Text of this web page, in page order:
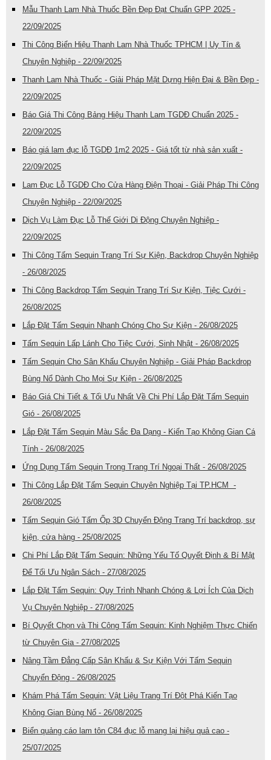
Mẫu Thanh Lam Nhà Thuốc Bền Đẹp Đạt Chuẩn GPP 2025 -
22/09/2025
Thi Công Biển Hiệu Thanh Lam Nhà Thuốc TPHCM | Uy Tín &
Chuyên Nghiệp - 22/09/2025
Thanh Lam Nhà Thuốc - Giải Pháp Mặt Dựng Hiện Đại & Bền Đẹp -
22/09/2025
Báo Giá Thi Công Bảng Hiệu Thanh Lam TGDĐ Chuẩn 2025 -
22/09/2025
Báo giá lam đục lỗ TGDĐ 1m2 2025 - Giá tốt từ nhà sản xuất -
22/09/2025
Lam Đục Lỗ TGDĐ Cho Cửa Hàng Điện Thoại - Giải Pháp Thi Công
Chuyên Nghiệp - 22/09/2025
Dịch Vụ Làm Đục Lỗ Thế Giới Di Động Chuyên Nghiệp -
22/09/2025
Thi Công Tấm Sequin Trang Trí Sự Kiện, Backdrop Chuyên Nghiệp
- 26/08/2025
Thi Công Backdrop Tấm Sequin Trang Trí Sự Kiện, Tiệc Cưới -
26/08/2025
Lắp Đặt Tấm Sequin Nhanh Chóng Cho Sự Kiện - 26/08/2025
Tấm Sequin Lấp Lánh Cho Tiệc Cưới, Sinh Nhật - 26/08/2025
Tấm Sequin Cho Sân Khấu Chuyên Nghiệp - Giải Pháp Backdrop
Bùng Nổ Dành Cho Mọi Sự Kiện - 26/08/2025
Báo Giá Chi Tiết & Tối Ưu Nhất Về Chi Phí Lắp Đặt Tấm Sequin
Gió - 26/08/2025
Lắp Đặt Tấm Sequin Màu Sắc Đa Dạng - Kiến Tạo Không Gian Cá
Tính - 26/08/2025
Ứng Dụng Tấm Sequin Trong Trang Trí Ngoại Thất - 26/08/2025
Thi Công Lắp Đặt Tấm Sequin Chuyên Nghiệp Tại TP.HCM -
26/08/2025
Tấm Sequin Gió Tấm Ốp 3D Chuyển Động Trang Trí backdrop, sự
kiện, cửa hàng - 25/08/2025
Chi Phí Lắp Đặt Tấm Sequin: Những Yếu Tố Quyết Định & Bí Mật
Để Tối Ưu Ngân Sách - 27/08/2025
Lắp Đặt Tấm Sequin: Quy Trình Nhanh Chóng & Lợi Ích Của Dịch
Vụ Chuyên Nghiệp - 27/08/2025
Bí Quyết Chọn và Thi Công Tấm Sequin: Kinh Nghiệm Thực Chiến
từ Chuyên Gia - 27/08/2025
Nâng Tầm Đẳng Cấp Sân Khấu & Sự Kiện Với Tấm Sequin
Chuyển Động - 26/08/2025
Khám Phá Tấm Sequin: Vật Liệu Trang Trí Đột Phá Kiến Tạo
Không Gian Bùng Nổ - 26/08/2025
Biển quảng cáo lam tôn C84 đục lỗ mang lại hiệu quả cao -
25/07/2025